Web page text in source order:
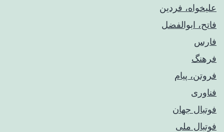
علیخواه، فردین
فاتح، ابوالفضل
فارس
فرهنگ
فروتن، پیام
فناوری
فوتبال جهان
فوتبال ملی